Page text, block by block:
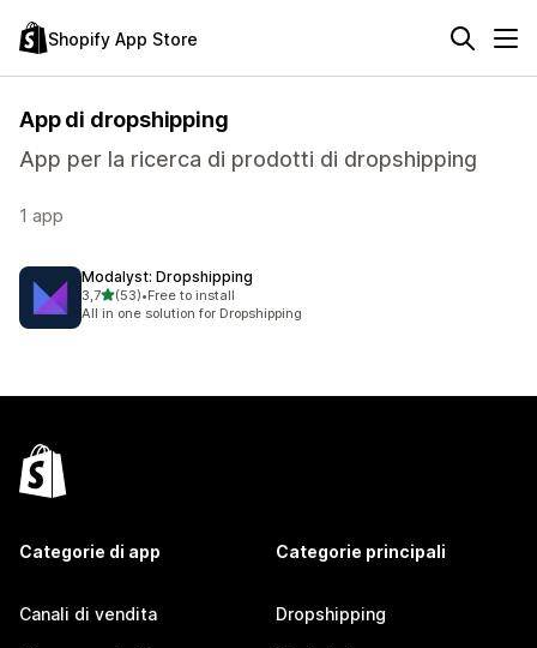
Shopify App Store
App di dropshipping
App per la ricerca di prodotti di dropshipping
1 app
Modalyst: Dropshipping
3,7stelle su 5
(53)
53 recensioni totali
•Free to install
All in one solution for Dropshipping
Categorie di app
Canali di vendita
Categorie principali
Dropshipping